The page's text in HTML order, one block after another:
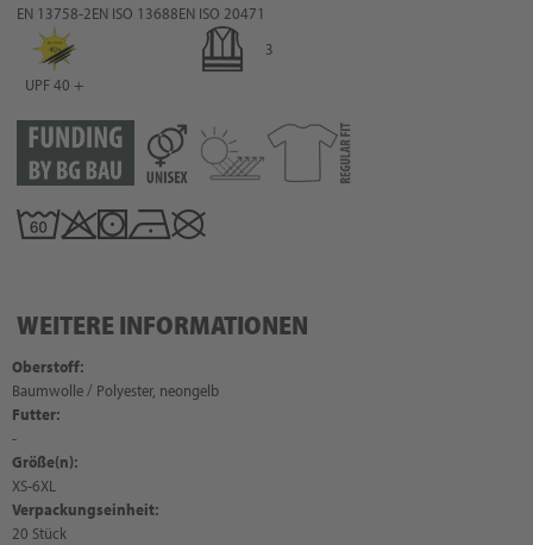
EN 13758-2
UPF 40 +
EN ISO 13688EN ISO 20471
3
WEITERE INFORMATIONEN
Oberstoff:
Baumwolle / Polyester, neongelb
Futter:
-
Größe(n):
XS-6XL
Verpackungseinheit:
20 Stück